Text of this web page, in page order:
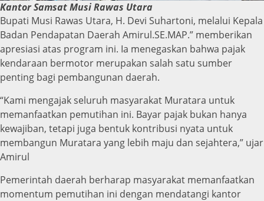
Kantor Samsat Musi Rawas Utara
Bupati Musi Rawas Utara, H. Devi Suhartoni, melalui Kepala
Badan Pendapatan Daerah Amirul.SE.MAP.” memberikan
apresiasi atas program ini. Ia menegaskan bahwa pajak
kendaraan bermotor merupakan salah satu sumber
penting bagi pembangunan daerah.
“Kami mengajak seluruh masyarakat Muratara untuk
memanfaatkan pemutihan ini. Bayar pajak bukan hanya
kewajiban, tetapi juga bentuk kontribusi nyata untuk
membangun Muratara yang lebih maju dan sejahtera,” ujar
Amirul
Pemerintah daerah berharap masyarakat memanfaatkan
momentum pemutihan ini dengan mendatangi kantor